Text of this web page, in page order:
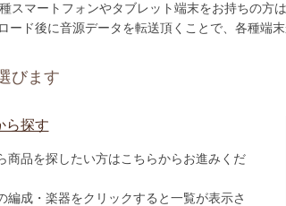
スマートフォンやタブレット端末をお持ちの方は
ード後に音源データを転送頂くことで、各種端末
びます
ら探す
商品を探したい方はこちらからお進みくだ
編成・楽器をクリックすると一覧が表示さ